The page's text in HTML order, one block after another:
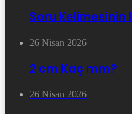
Soru Kelimesinin
26 Nisan 2026
2 cm Kaç mm?
26 Nisan 2026